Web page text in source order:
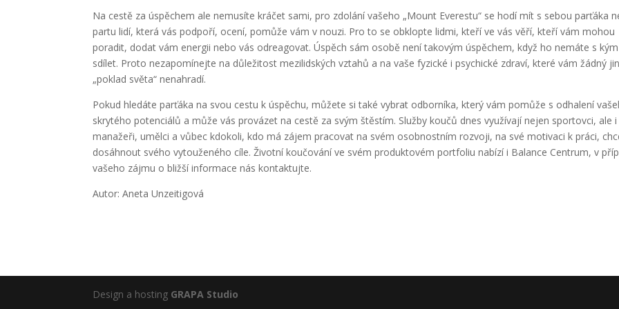
Na cestě za úspěchem ale nemusíte kráčet sami, pro zdolání vašeho „Mount Everestu“ se hodí mít s sebou parťáka
partu lidí, která vás podpoří, ocení, pomůže vám v nouzi. Pro to se obklopte lidmi, kteří ve vás věří, kteří vám mohou
poradit, dodat vám energii nebo vás odreagovat. Úspěch sám osobě není takovým úspěchem, když ho nemáte s kým
sdílet. Proto nezapomínejte na důležitost mezilidských vztahů a na vaše fyzické i psychické zdraví, které vám žádný
„poklad světa“ nenahradí.
Pokud hledáte parťáka na svou cestu k úspěchu, můžete si také vybrat odborníka, který vám pomůže s odhalení
skrytého potenciálů a může vás provázet na cestě za svým štěstím. Služby koučů dnes využívají nejen sportovci, ale i
manažeři, umělci a vůbec kdokoli, kdo má zájem pracovat na svém osobnostním rozvoji, na své motivaci k práci,
dosáhnout svého vytouženého cíle. Životní koučování ve svém produktovém portfoliu nabízí i Balance Centrum, v
vašeho zájmu o bližší informace nás kontaktujte.
Autor: Aneta Unzeitigová
Design a hosting GRAPA Studio